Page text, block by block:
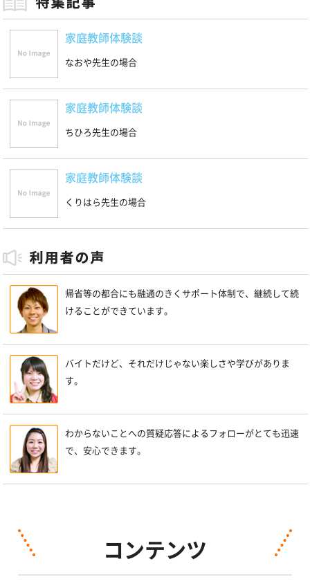
家庭教師体験談
なおや先生の場合
家庭教師体験談
ちひろ先生の場合
家庭教師体験談
くりはら先生の場合
帰省等の都合にも融通のきくサポート体制で、継続して続
けることができています。
バイトだけど、それだけじゃない楽しさや学びがありま
す。
わからないことへの質疑応答によるフォローがとても迅速
で、安心できます。
コンテンツ